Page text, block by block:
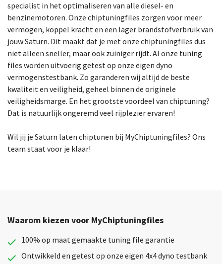
specialist in het optimaliseren van alle diesel- en
benzinemotoren. Onze chiptuningfiles zorgen voor meer
vermogen, koppel kracht en een lager brandstofverbruik van
jouw Saturn. Dit maakt dat je met onze chiptuningfiles dus
niet alleen sneller, maar ook zuiniger rijdt. Al onze tuning
files worden uitvoerig getest op onze eigen dyno
vermogenstestbank. Zo garanderen wij altijd de beste
kwaliteit en veiligheid, geheel binnen de originele
veiligheidsmarge. En het grootste voordeel van chiptuning?
Dat is natuurlijk ongeremd veel rijplezier ervaren!
Wil jij je Saturn laten chiptunen bij MyChiptuningfiles? Ons
team staat voor je klaar!
Waarom kiezen voor MyChiptuningfiles
100% op maat gemaakte tuning file garantie
Ontwikkeld en getest op onze eigen 4x4 dyno testbank